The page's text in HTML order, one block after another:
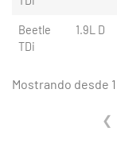
Beetle
TDi
1.9L D
Mostrando desde
❮